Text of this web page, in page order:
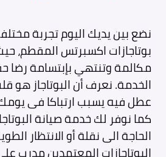
نضع بين يديك اليوم تجربة
بوتاجازات اكسبرتس المقطم،
مكالمة وتنتهي بإبتسامة رضا
الخدمة. نعرف أن البوتاجاز هو
عطل فيه يسبب ارتباكا فى
كما نوفر لك خدمة صيانة
الحاجة الى نقلة أو الانتظار